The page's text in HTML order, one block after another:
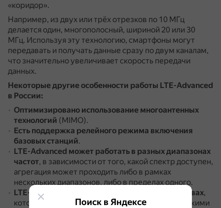
«коридор».
Например, из двух или трёх отрезков по 10 МГц
делается один, многополосный, шириной 20 или 30
МГц. Используя эту технологию, смартфоны могут
передавать и получать данные сразу по двум каналам,
что значительно увеличивает скорость передачи
данных.
Некоторые другие особенности работы LTE-Advanced
в России:
Оптимизировано использование многоантенных
технологий (MIMO).
Есть поддержка релейного режима включения
базовых станций.
LTE-Advanced может работать в разных диапазонах
частот, в зависимости от того, какой спектр доступен,
агрегация может проходить либо в рамках
нескольких диапазонов, либо в пределах одного.
LTE-Advanced работает только на тех устройствах,
которые обладают нужными для этого техническими
Поиск в Яндексе